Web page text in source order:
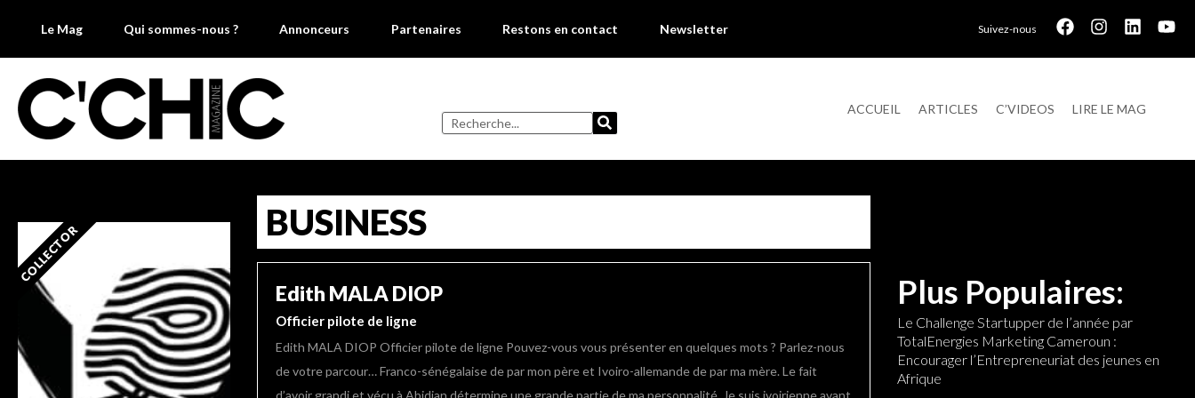
Le Mag Qui sommes-nous ? Annonceurs Partenaires Restons en contact Newsletter Suivez-nous
ACCUEIL ARTICLES C’VIDEOS LIRE LE MAG
COLLECTOR BUSINESS
Edith MALA DIOP
Officier pilote de ligne
Edith MALA DIOP Officier pilote de ligne Pouvez-vous vous présenter en quelques mots ? Parlez-nous
de votre parcour… Franco-sénégalaise de par mon père et Ivoiro-allemande de par ma mère. Le fait
d’avoir grandi et vécu à Abidjan détermine une grande partie de ma personnalité. Je suis ivoirienne avant
Plus Populaires:
Le Challenge Startupper de l’année par
TotalEnergies Marketing Cameroun :
Encourager l’Entrepreneuriat des jeunes en
Afrique